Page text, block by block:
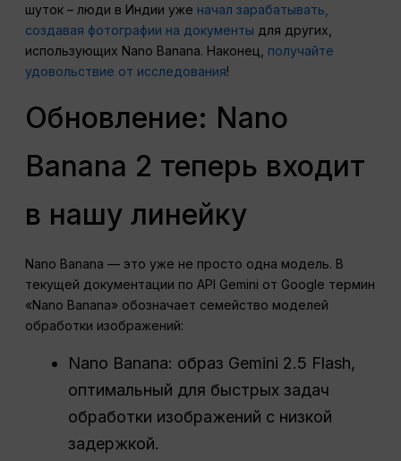
шуток – люди в Индии уже начал зарабатывать,
создавая фотографии на документы для других,
использующих Nano Banana. Наконец, получайте
удовольствие от исследования!
Обновление: Nano
Banana 2 теперь входит
в нашу линейку
Nano Banana — это уже не просто одна модель. В
текущей документации по API Gemini от Google термин
«Nano Banana» обозначает семейство моделей
обработки изображений:
Nano Banana: образ Gemini 2.5 Flash,
оптимальный для быстрых задач
обработки изображений с низкой
задержкой.